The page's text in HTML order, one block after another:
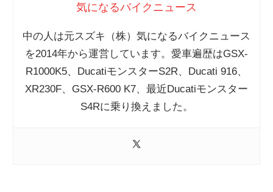
気になるバイクニュース
中の人は元スズキ（株）気になるバイクニュース
を2014年から運営しています。愛車遍歴はGSX-
R1000K5、DucatiモンスターS2R、Ducati 916、
XR230F、GSX-R600 K7、最近Ducatiモンスター
S4Rに乗り換えました。